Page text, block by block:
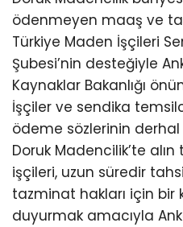
ödenmeyen maaş ve
Türkiye Maden İşçileri
Şubesi’nin desteğiyle
Kaynaklar Bakanlığı
İşçiler ve sendika
ödeme sözlerinin derhal
Doruk Madencilik’te
işçileri, uzun süredir
tazminat hakları için bir
duyurmak amacıyla